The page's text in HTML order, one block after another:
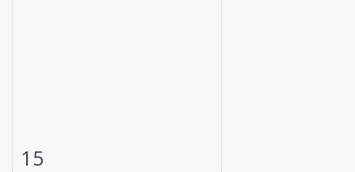
Fiche détaillée
15